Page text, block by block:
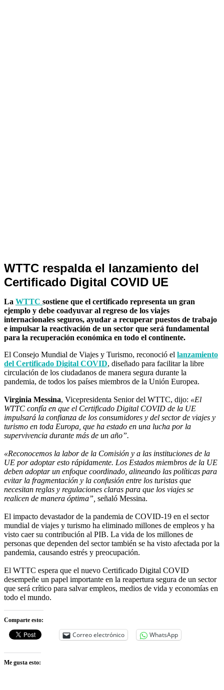
Internacionales
WTTC respalda el lanzamiento del
Certificado Digital COVID UE
La WTTC sostiene que el certificado representa un gran
ejemplo y debe coadyuvar al regreso de los viajes
internacionales seguros, ayudar a recuperar puestos de trabajo
e impulsar la reactivación de un sector que será fundamental
para la recuperación económica en todo el continente.
El Consejo Mundial de Viajes y Turismo, reconoció el lanzamiento
del Certificado Digital COVID, diseñado para facilitar la libre
circulación de los ciudadanos de manera segura durante la
pandemia, de todos los países miembros de la Unión Europea.
Virginia Messina, Vicepresidenta Senior del WTTC, dijo: «El
WTTC confía en que el Certificado Digital COVID de la UE
impulsará la confianza de los consumidores y del sector de viajes y
turismo en toda Europa, que ha estado en una lucha por la
supervivencia durante más de un año”.
«Reconocemos la labor de la Comisión y a las instituciones de la
UE por adoptar esto rápidamente. Los Estados miembros de la UE
deben adoptar un enfoque coordinado, alineando las políticas para
evitar la fragmentación y la confusión entre los turistas que
necesitan reglas y regulaciones claras para que los viajes se
realicen de manera óptima”, señaló Messina.
El impacto devastador de la pandemia de COVID-19 en el sector
mundial de viajes y turismo ha eliminado millones de empleos y ha
visto caer su contribución al PIB. La vida de los millones de
personas que dependen del sector también se ha visto afectada por la
pandemia, causando estrés y preocupación.
El WTTC espera que el nuevo Certificado Digital COVID
desempeñe un papel importante en la reapertura segura de un sector
que será crítico para salvar empleos, medios de vida y economías en
todo el mundo.
Comparte esto:
Correo electrónico WhatsApp
Me gusta esto: